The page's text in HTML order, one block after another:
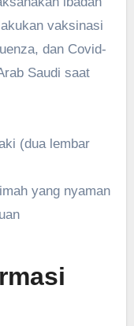
vaksinasi
dan Covid-
Saudi saat
(dua lembar
yang nyaman